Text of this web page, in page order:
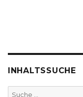
INHALTSSUCHE
Suche